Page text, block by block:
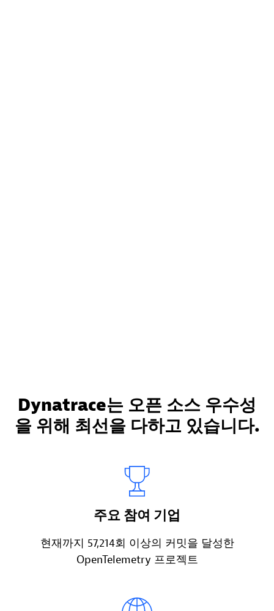
Dynatrace는 오픈 소스 우수성
을 위해 최선을 다하고 있습니다.
주요 참여 기업
현재까지 57,214회 이상의 커밋을 달성한
OpenTelemetry 프로젝트